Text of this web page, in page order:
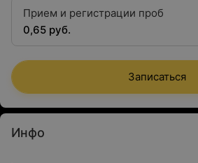
Прием и регистрации проб
0,65 руб.
Записаться
Инфо